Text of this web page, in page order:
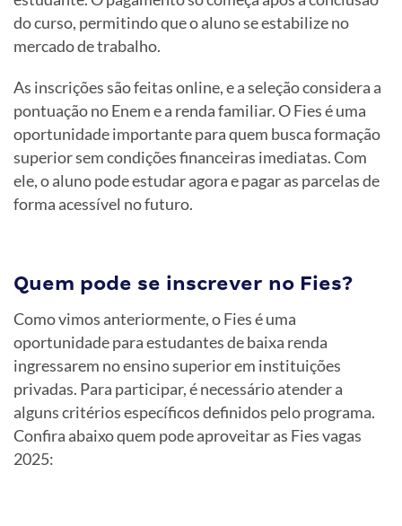
do curso, permitindo que o aluno se estabilize no
mercado de trabalho.
As inscrições são feitas online, e a seleção considera a
pontuação no Enem e a renda familiar. O Fies é uma
oportunidade importante para quem busca formação
superior sem condições financeiras imediatas. Com
ele, o aluno pode estudar agora e pagar as parcelas de
forma acessível no futuro.
Quem pode se inscrever no Fies?
Como vimos anteriormente, o Fies é uma
oportunidade para estudantes de baixa renda
ingressarem no ensino superior em instituições
privadas. Para participar, é necessário atender a
alguns critérios específicos definidos pelo programa.
Confira abaixo quem pode aproveitar as Fies vagas
2025: